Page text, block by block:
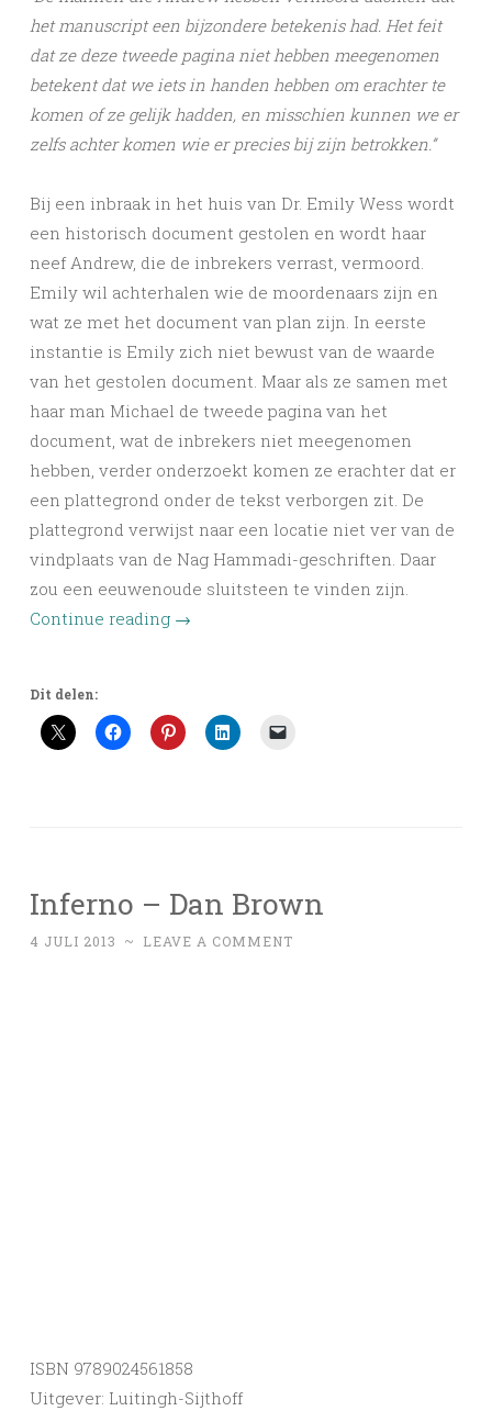
het manuscript een bijzondere betekenis had. Het feit
dat ze deze tweede pagina niet hebben meegenomen
betekent dat we iets in handen hebben om erachter te
komen of ze gelijk hadden, en misschien kunnen we er
zelfs achter komen wie er precies bij zijn betrokken.”
Bij een inbraak in het huis van Dr. Emily Wess wordt
een historisch document gestolen en wordt haar
neef Andrew, die de inbrekers verrast, vermoord.
Emily wil achterhalen wie de moordenaars zijn en
wat ze met het document van plan zijn. In eerste
instantie is Emily zich niet bewust van de waarde
van het gestolen document. Maar als ze samen met
haar man Michael de tweede pagina van het
document, wat de inbrekers niet meegenomen
hebben, verder onderzoekt komen ze erachter dat er
een plattegrond onder de tekst verborgen zit. De
plattegrond verwijst naar een locatie niet ver van de
vindplaats van de Nag Hammadi-geschriften. Daar
zou een eeuwenoude sluitsteen te vinden zijn.
Continue reading →
Dit delen:
Inferno – Dan Brown
4 JULI 2013 ~ LEAVE A COMMENT
ISBN 9789024561858
Uitgever: Luitingh-Sijthoff